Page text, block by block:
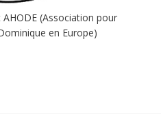
(Association pour
en Europe)